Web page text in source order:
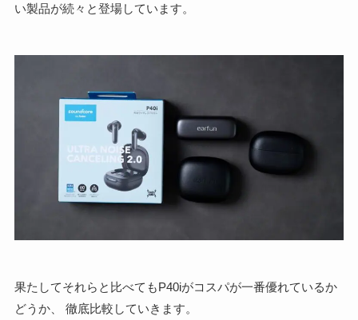
い製品が続々と登場しています。
果たしてそれらと比べてもP40iがコスパが一番優れているか
どうか、 徹底比較していきます。